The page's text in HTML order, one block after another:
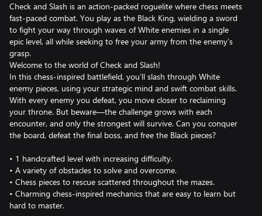
Check and Slash is an action-packed roguelite where chess meets
fast-paced combat. You play as the Black King, wielding a sword
to fight your way through waves of White enemies in a single
epic level, all while seeking to free your army from the enemy’s
grasp.
Welcome to the world of Check and Slash!
In this chess-inspired battlefield, you’ll slash through White
enemy pieces, using your strategic mind and swift combat skills.
With every enemy you defeat, you move closer to reclaiming
your throne. But beware—the challenge grows with each
encounter, and only the strongest will survive. Can you conquer
the board, defeat the final boss, and free the Black pieces?
• 1 handcrafted level with increasing difficulty.
• A variety of obstacles to solve and overcome.
• Chess pieces to rescue scattered throughout the mazes.
• Charming chess-inspired mechanics that are easy to learn but